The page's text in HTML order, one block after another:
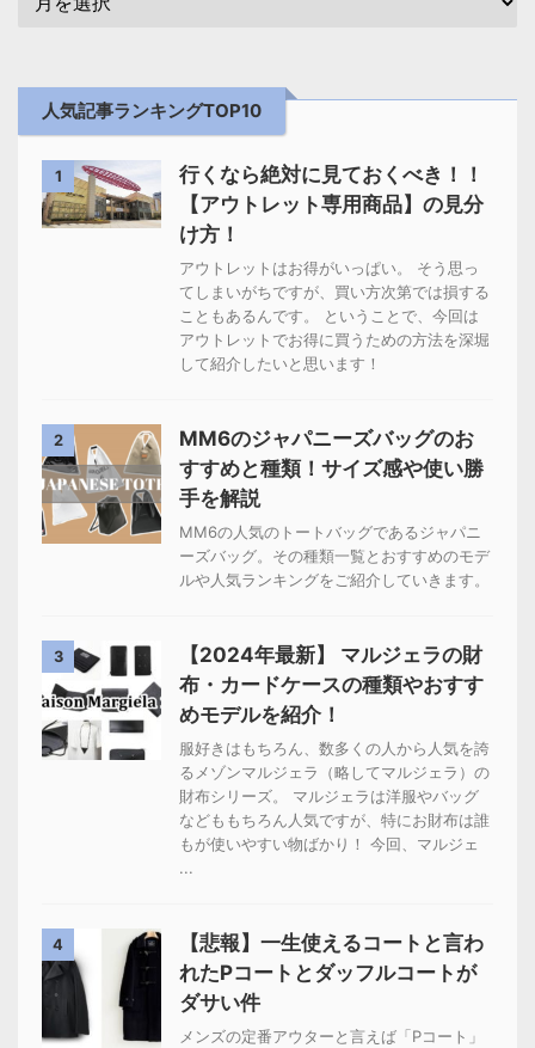
人気記事ランキングTOP10
1
行くなら絶対に見ておくべき！！
【アウトレット専用商品】の見分
け方！
アウトレットはお得がいっぱい。 そう思っ
てしまいがちですが、買い方次第では損する
こともあるんです。 ということで、今回は
アウトレットでお得に買うための方法を深堀
して紹介したいと思います！
2
MM6のジャパニーズバッグのお
すすめと種類！サイズ感や使い勝
手を解説
MM6の人気のトートバッグであるジャパニ
ーズバッグ。その種類一覧とおすすめのモデ
ルや人気ランキングをご紹介していきます。
3
【2024年最新】 マルジェラの財
布・カードケースの種類やおすす
めモデルを紹介！
服好きはもちろん、数多くの人から人気を誇
るメゾンマルジェラ（略してマルジェラ）の
財布シリーズ。 マルジェラは洋服やバッグ
などももちろん人気ですが、特にお財布は誰
もが使いやすい物ばかり！ 今回、マルジェ
...
4
【悲報】一生使えるコートと言わ
れたPコートとダッフルコートが
ダサい件
メンズの定番アウターと言えば「Pコート」